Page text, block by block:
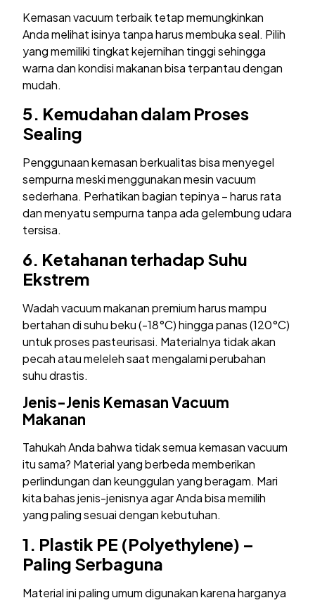
Kemasan vacuum terbaik tetap memungkinkan
Anda melihat isinya tanpa harus membuka seal. Pilih
yang memiliki tingkat kejernihan tinggi sehingga
warna dan kondisi makanan bisa terpantau dengan
mudah.
5. Kemudahan dalam Proses
Sealing
Penggunaan kemasan berkualitas bisa menyegel
sempurna meski menggunakan mesin vacuum
sederhana. Perhatikan bagian tepinya – harus rata
dan menyatu sempurna tanpa ada gelembung udara
tersisa.
6. Ketahanan terhadap Suhu
Ekstrem
Wadah vacuum makanan premium harus mampu
bertahan di suhu beku (-18°C) hingga panas (120°C)
untuk proses pasteurisasi. Materialnya tidak akan
pecah atau meleleh saat mengalami perubahan
suhu drastis.
Jenis-Jenis Kemasan Vacuum
Makanan
Tahukah Anda bahwa tidak semua kemasan vacuum
itu sama? Material yang berbeda memberikan
perlindungan dan keunggulan yang beragam. Mari
kita bahas jenis-jenisnya agar Anda bisa memilih
yang paling sesuai dengan kebutuhan.
1. Plastik PE (Polyethylene) –
Paling Serbaguna
Material ini paling umum digunakan karena harganya